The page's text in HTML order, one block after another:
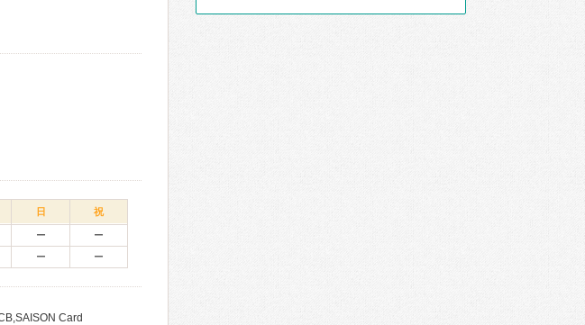
日 祝
ー
ー
ー ー
Card